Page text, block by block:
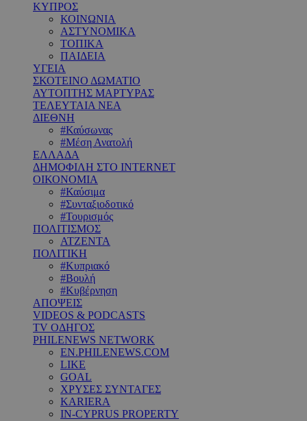
ΚΥΠΡΟΣ
ΚΟΙΝΩΝΙΑ
ΑΣΤΥΝΟΜΙΚΑ
ΤΟΠΙΚΑ
ΠΑΙΔΕΙΑ
ΥΓΕΙΑ
ΣΚΟΤΕΙΝΟ ΔΩΜΑΤΙΟ
ΑΥΤΟΠΤΗΣ ΜΑΡΤΥΡΑΣ
ΤΕΛΕΥΤΑΙΑ ΝΕΑ
ΔΙΕΘΝΗ
#Καύσωνας
#Μέση Ανατολή
ΕΛΛΑΔΑ
ΔΗΜΟΦΙΛΗ ΣΤΟ INTERNET
ΟΙΚΟΝΟΜΙΑ
#Καύσιμα
#Συνταξιοδοτικό
#Τουρισμός
ΠΟΛΙΤΙΣΜΟΣ
ΑΤΖΕΝΤΑ
ΠΟΛΙΤΙΚΗ
#Κυπριακό
#Βουλή
#Κυβέρνηση
ΑΠΟΨΕΙΣ
VIDEOS & PODCASTS
TV ΟΔΗΓΟΣ
PHILENEWS NETWORK
EN.PHILENEWS.COM
LIKE
GOAL
ΧΡΥΣΕΣ ΣΥΝΤΑΓΕΣ
KARIERA
IN-CYPRUS PROPERTY